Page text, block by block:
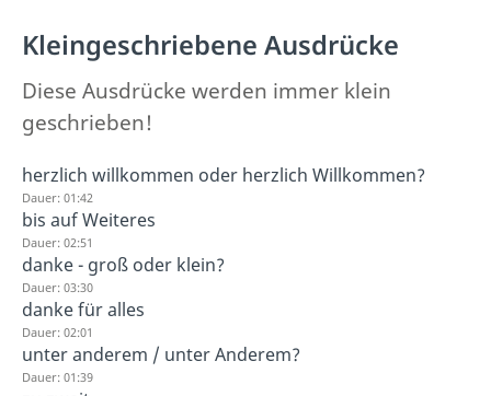
Kleingeschriebene Ausdrücke
Diese Ausdrücke werden immer klein
geschrieben!
herzlich willkommen oder herzlich Willkommen?
Dauer: 01:42
bis auf Weiteres
Dauer: 02:51
danke - groß oder klein?
Dauer: 03:30
danke für alles
Dauer: 02:01
unter anderem / unter Anderem?
Dauer: 01:39